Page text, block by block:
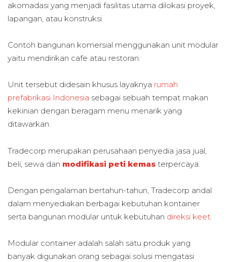
akomadasi yang menjadi fasilitas utama dilokasi proyek,
lapangan, atau konstruksi.
Contoh bangunan komersial menggunakan unit modular
yaitu mendirikan cafe atau restoran.
Unit tersebut didesain khusus layaknya rumah
prefabrikasi Indonesia sebagai sebuah tempat makan
kekinian dengan beragam menu menarik yang
ditawarkan.
Tradecorp merupakan perusahaan penyedia jasa jual,
beli, sewa dan modifikasi peti kemas terpercaya.
Dengan pengalaman bertahun-tahun, Tradecorp andal
dalam menyediakan berbagai kebutuhan kontainer
serta bangunan modular untuk kebutuhan direksi keet.
Modular container adalah salah satu produk yang
banyak digunakan orang sebagai solusi mengatasi